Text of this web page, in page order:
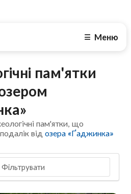
☰ Меню
пам'ятки
пам'ятки, що
відозера «Ґаджинка»
Фільтрувати